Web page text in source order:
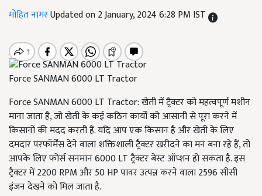
मोहित नागरUpdated on 2 January, 2024 6:28 PM IST
Force SANMAN 6000 LT Tractor
Force SANMAN 6000 LT Tractor: खेती में ट्रैक्टर को महत्वपूर्ण मशीन
माना जाता है, जो खेती के कई कठिन कार्यों को आसानी से पूरा करने में
किसानों की मदद करती हैं. यदि आप एक किसान है और खेती के लिए
दमदार परफॉर्मेंस देने वाला शक्तिशाली ट्रैक्टर खरीदने का मन बना रहे हैं, तो
आपके लिए फोर्स सनमान 6000 LT ट्रैक्टर बेस्ट ऑप्शन हो सकता है. इस
ट्रैक्टर में 2200 RPM और 50 HP पावर उत्पन्न करने वाला 2596 सीसी
इंजन देखने को मिल जाता है.